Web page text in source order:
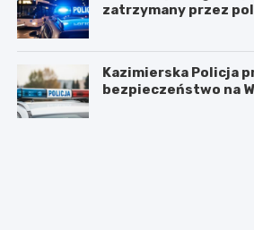
zatrzymany przez
Kazimierska Policja
bezpieczeństwo na